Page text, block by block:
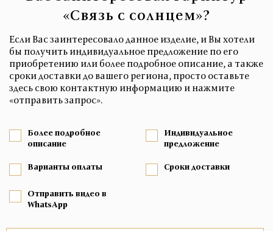
«Связь с солнцем»?
Если Вас заинтересовало данное изделие, и Вы хотели
бы получить индивидуальное предложение по его
приобретению или более подробное описание, а также
сроки доставки до вашего региона, просто оставьте
здесь свою контактную информацию и нажмите
«отправить запрос».
Более подробное
описание
Индивидуальное
предложение
Варианты оплаты Сроки доставки
Отправить видео в
WhatsApp